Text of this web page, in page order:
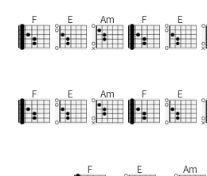
F E Am F E
F E Am F E
F E Am